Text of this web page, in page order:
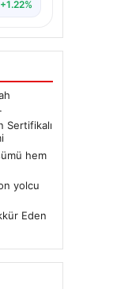
Sertifikalı
hem
yolcu
Eden